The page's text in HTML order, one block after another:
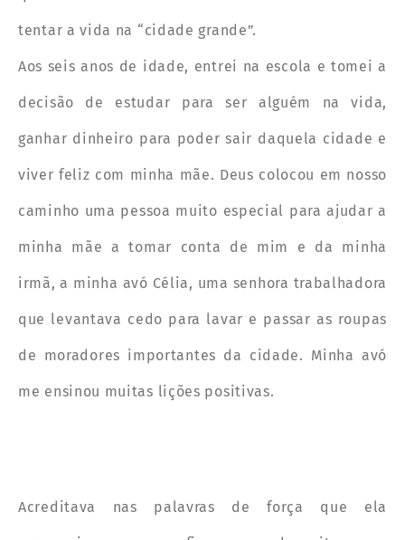
tentar a vida na “cidade grande”.
Aos seis anos de idade, entrei na escola e tomei a
decisão de estudar para ser alguém na vida,
ganhar dinheiro para poder sair daquela cidade e
viver feliz com minha mãe. Deus colocou em nosso
caminho uma pessoa muito especial para ajudar a
minha mãe a tomar conta de mim e da minha
irmã, a minha avó Célia, uma senhora trabalhadora
que levantava cedo para lavar e passar as roupas
de moradores importantes da cidade. Minha avó
me ensinou muitas lições positivas.
Acreditava nas palavras de força que ela